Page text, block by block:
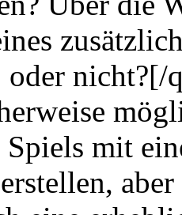
nicht?[/
Spiels mit